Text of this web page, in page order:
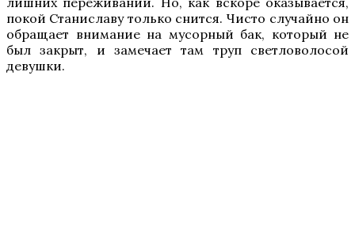
покой Станиславу только снится. Чисто случайно он
обращает внимание на мусорный бак, который не
был закрыт, и замечает там труп светловолосой
девушки.